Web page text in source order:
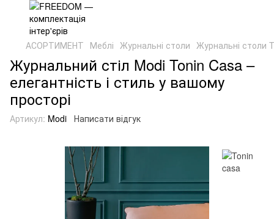
АСОРТИМЕНТ Меблі Журнальні столи Журнальні столи
Журнальний стіл Modi Tonin Casa –
елегантність і стиль у вашому
просторі
Артикул: Modi Написати відгук